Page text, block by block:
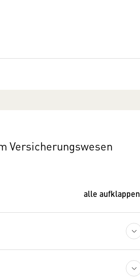
Versicherungswesen
alle aufklappen